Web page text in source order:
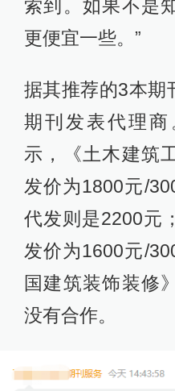
索到。如果不是
更便宜一些。”
据其推荐的3本期
期刊发表代理
示，《土木建筑
发价为1800元/
代发则是2200元
发价为1600元/
国建筑装饰装修
没有合作。